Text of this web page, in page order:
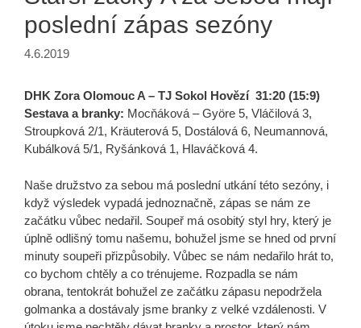
poslední zápas sezóny
4.6.2019
DHK Zora Olomouc A – TJ Sokol Hovězí 31:20 (15:9)
Sestava a branky: Mocňáková – Györe 5, Vláčilová 3,
Stroupková 2/1, Kräuterová 5, Dostálová 6, Neumannová,
Kubálková 5/1, Ryšánková 1, Hlaváčková 4.
Naše družstvo za sebou má poslední utkání této sezóny, i
když výsledek vypadá jednoznačně, zápas se nám ze
začátku vůbec nedařil. Soupeř má osobitý styl hry, který je
úplně odlišný tomu našemu, bohužel jsme se hned od první
minuty soupeři přizpůsobily. Vůbec se nám nedařilo hrát to,
co bychom chtěly a co trénujeme. Rozpadla se nám
obrana, tentokrát bohužel ze začátku zápasu nepodržela
golmanka a dostávaly jsme branky z velké vzdálenosti. V